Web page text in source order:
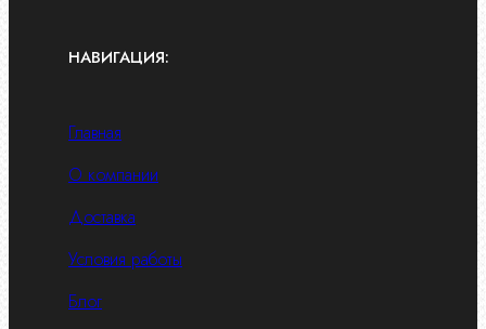
НАВИГАЦИЯ:
Главная
О компании
Доставка
Условия работы
Блог